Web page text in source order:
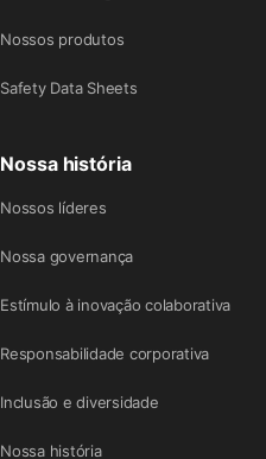
Nossos produtos
Safety Data Sheets
Nossa história
Nossos líderes
Nossa governança
Estímulo à inovação colaborativa
Responsabilidade corporativa
Inclusão e diversidade
Nossa história